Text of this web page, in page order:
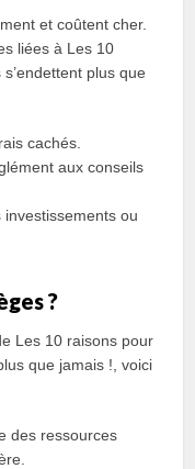
et coûtent cher.
liées à Les 10
plus que
cachés.
aux conseils
ou
?
Les 10 raisons pour
que jamais !, voici
des ressources